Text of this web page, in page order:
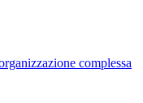
complessa